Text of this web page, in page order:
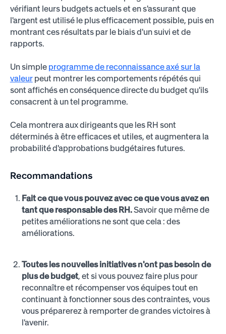
vérifiant leurs budgets actuels et en s'assurant que
l'argent est utilisé le plus efficacement possible, puis en
montrant ces résultats par le biais d'un suivi et de
rapports.
Un simple programme de reconnaissance axé sur la
valeurpeut montrer les comportements répétés qui
sont affichés en conséquence directe du budget qu'ils
consacrent à un tel programme.
Cela montrera aux dirigeants que les RH sont
déterminés à être efficaces et utiles, et augmentera la
probabilité d'approbations budgétaires futures.
Recommandations
Fait ce que vous pouvez avec ce que vous avez en
tant que responsable des RH.Savoir que même de
petites améliorations ne sont que cela : des
améliorations.
Toutes les nouvelles initiatives n'ont pas besoin de
plus de budget, et si vous pouvez faire plus pour
reconnaître et récompenser vos équipes tout en
continuant à fonctionner sous des contraintes, vous
vous préparerez à remporter de grandes victoires à
l'avenir.